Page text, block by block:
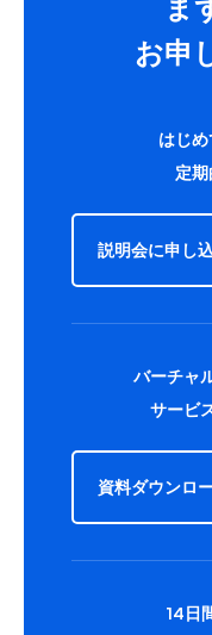
ま
お申
はじ
定
説明会に申し
バーチャ
サービ
資料ダウンロ
14日